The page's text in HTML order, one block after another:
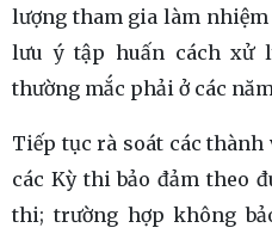
lượng tham gia làm
lưu ý tập huấn cách xử
thường mắc phải ở các
Tiếp tục rà soát các thành
các Kỳ thi bảo đảm theo
thi; trường hợp không